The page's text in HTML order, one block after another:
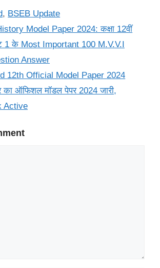
, BSEB Update
Model Paper 2024: कक्षा 12वीं
1 के Most Important 100 M.V.V.I
Answer
12th Official Model Paper 2024
ऑफिशल मॉडल पेपर 2024 जारी,
Active